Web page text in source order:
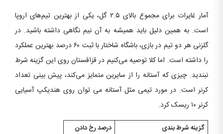
آمار غایرات برای مجموع بالای ۲.۵ گل، یکی از بهترین تیم‌های اروپا
است. به همین دلیل باید همیشه به آن نیم نگاهی داشته باشید. در
گلزنی هر دو تیم در بازی، باشگاه شاختار با ثبت ۶۰ درصد بهترین عملکرد
را داشته است. اما کلا توصیه می‌کنیم در قزاقستان روی این گزینه شرط
نبندید. چیزی که آستانه را از سایرین متمایز می‌کند، پیش بینی تعداد
کرنر است. در مورد تیمی مثل آستانه می توان روی هندیکپ آسیایی
کرنر ۱۰ ریسک کرد.
گزینه شرط بندی
درصد رخ دادن